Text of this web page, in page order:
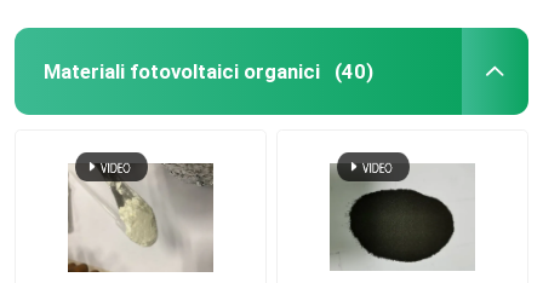
Materiali fotovoltaici organici (40)